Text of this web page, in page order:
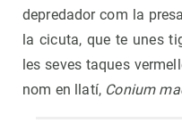
depredador com la
la cicuta, que te unes
les seves taques
nom en llatí, Conium